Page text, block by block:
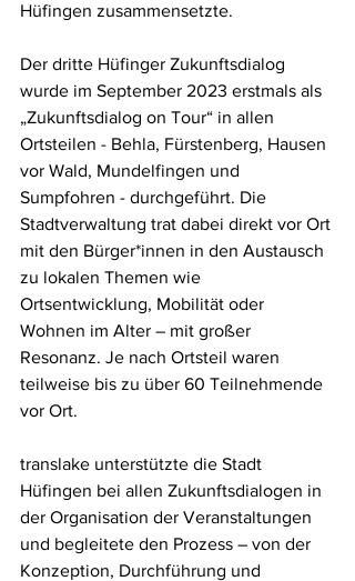
Hüfingen zusammensetzte.
Der dritte Hüfinger Zukunftsdialog
wurde im September 2023 erstmals als
„Zukunftsdialog on Tour“ in allen
Ortsteilen - Behla, Fürstenberg, Hausen
vor Wald, Mundelfingen und
Sumpfohren - durchgeführt. Die
Stadtverwaltung trat dabei direkt vor Ort
mit den Bürger*innen in den Austausch
zu lokalen Themen wie
Ortsentwicklung, Mobilität oder
Wohnen im Alter – mit großer
Resonanz. Je nach Ortsteil waren
teilweise bis zu über 60 Teilnehmende
vor Ort.
translake unterstützte die Stadt
Hüfingen bei allen Zukunftsdialogen in
der Organisation der Veranstaltungen
und begleitete den Prozess – von der
Konzeption, Durchführung und